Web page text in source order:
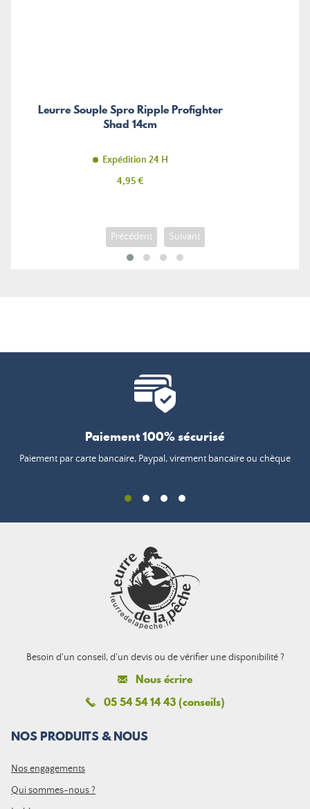
Leurre Souple Spro Ripple Profighter
Shad 14cm
Expédition 24 H
Prix
4,95 €
Précédent Suivant
Paiement 100% sécurisé
Paiement par carte bancaire, Paypal, virement bancaire ou chèque
Besoin d'un conseil, d'un devis ou de vérifier une disponibilité ?
Nous écrire
05 54 54 14 43 (conseils)
NOS PRODUITS & NOUS
Nos engagements
Qui sommes-nous ?